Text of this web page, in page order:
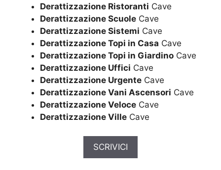
Derattizzazione Ristoranti Cave
Derattizzazione Scuole Cave
Derattizzazione Sistemi Cave
Derattizzazione Topi in Casa Cave
Derattizzazione Topi in Giardino Cave
Derattizzazione Uffici Cave
Derattizzazione Urgente Cave
Derattizzazione Vani Ascensori Cave
Derattizzazione Veloce Cave
Derattizzazione Ville Cave
SCRIVICI